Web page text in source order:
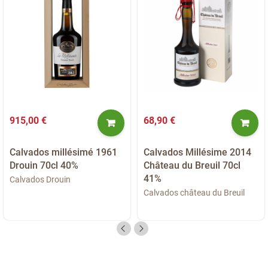
915,00 €
Calvados millésimé 1961
Drouin 70cl 40%
Calvados Drouin
68,90 €
Calvados Millésime 2014
Château du Breuil 70cl
41%
Calvados château du Breuil